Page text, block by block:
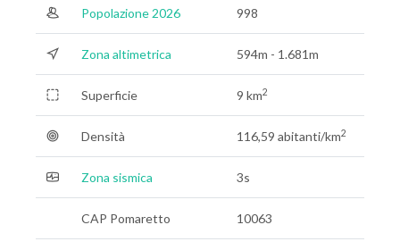
Popolazione 2026 998
Zona altimetrica 594m - 1.681m
Superficie 9 km2
Densità 116,59 abitanti/km2
Zona sismica 3s
CAP Pomaretto 10063